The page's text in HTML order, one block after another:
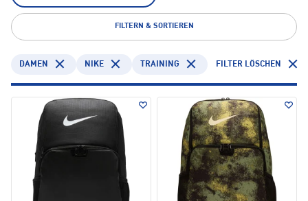
FILTERN & SORTIEREN
DAMEN NIKE TRAINING FILTER LÖSCHEN